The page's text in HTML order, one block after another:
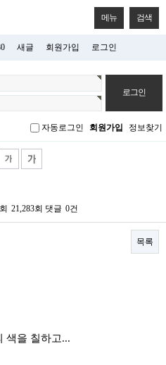
메뉴 검색
새글 회원가입 로그인
자동로그인 회원가입 정보찾기
21,283회 댓글 0건
목록
색을 칠하고...